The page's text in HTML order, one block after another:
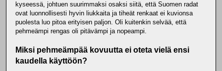
kyseessä, johtuen suurimmaksi osaksi siitä, että Suomen radat
ovat luonnollisesti hyvin liukkaita ja tiheät renkaat ei kuvionsa
puolesta luo pitoa erityisen paljon. Oli kuitenkin selvää, että
pehmeämpi rengas oli pitävämpi ja nopeampi.
Miksi pehmeämpää kovuutta ei oteta vielä ensi
kaudella käyttöön?